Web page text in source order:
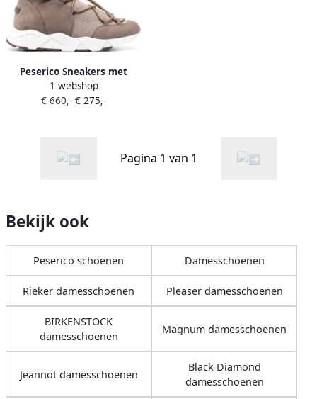
Peserico Sneakers met
suède vlakken Bruin
1 webshop
€ 660,- € 275,-
Pagina 1 van 1
Bekijk ook
Peserico schoenen Damesschoenen
Rieker damesschoenen Pleaser damesschoenen
BIRKENSTOCK
damesschoenen
Magnum damesschoenen
Jeannot damesschoenen
Black Diamond
damesschoenen